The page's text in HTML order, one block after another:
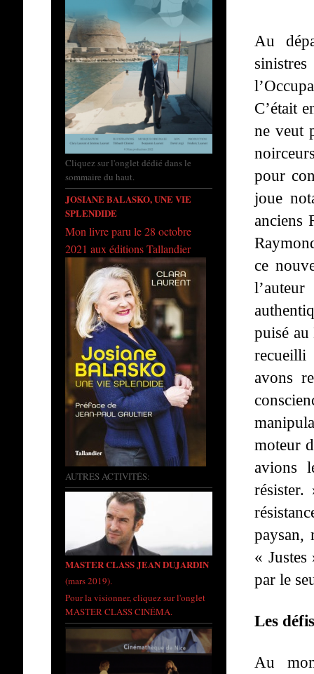
Au
C’était
ne veut
pour
joue
anciens
ce
puisé au
recueilli
avons
moteur
avions
résister.
paysan,
«
par le
Les
Au
Cliquez sur l'onglet dédié dans le
sommaire du haut.
JOSIANE BALASKO, UNE VIE
SPLENDIDE
Mon livre paru le 28 octobre
2021 aux éditions Tallandier
AUTRES ACTIVITÉS:
MASTER CLASS JEAN DUJARDIN
(mars 2019).
Pour la visionner, cliquez sur l'onglet
MASTER CLASS CINÉMA.